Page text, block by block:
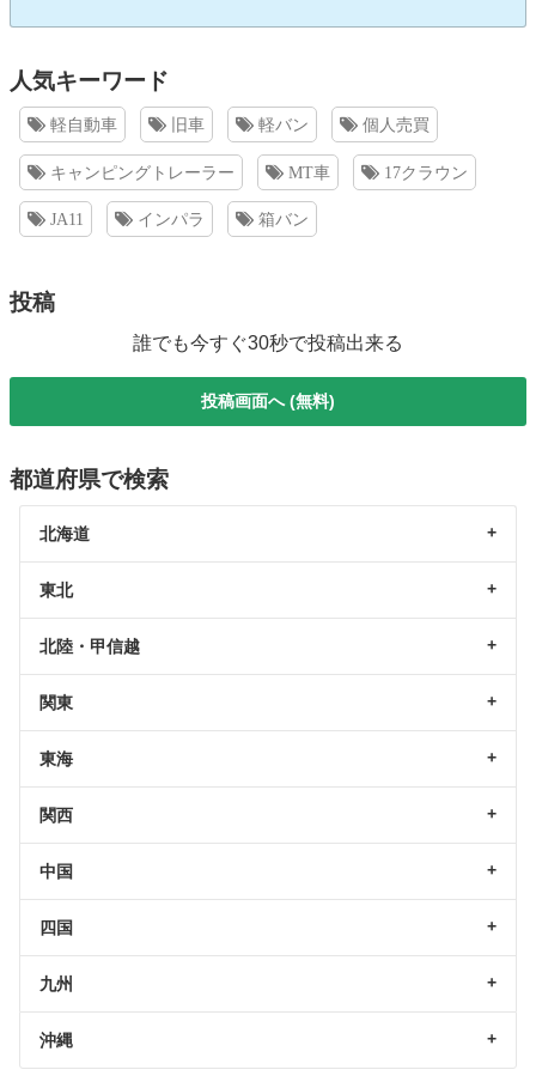
人気キーワード
軽自動車 旧車 軽バン 個人売買
キャンピングトレーラー MT車 17クラウン
JA11 インパラ 箱バン
投稿
誰でも今すぐ30秒で投稿出来る
投稿画面へ (無料)
都道府県で検索
北海道
東北
北陸・甲信越
関東
東海
関西
中国
四国
九州
沖縄